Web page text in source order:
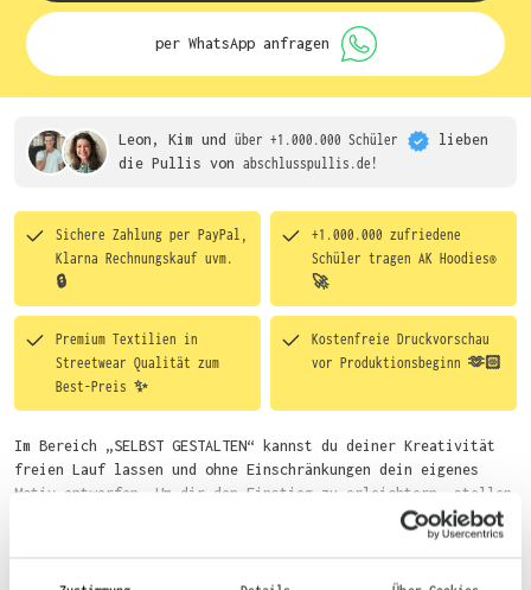
per WhatsApp anfragen
Leon, Kim und über +1.000.000 Schüler
lieben
die Pullis von abschlusspullis.de!
Sichere Zahlung per PayPal,
Klarna Rechnungskauf uvm.
🔒
+1.000.000 zufriedene
Schüler tragen AK Hoodies®
🚀
Premium Textilien in
Streetwear Qualität zum
Best-Preis ✨
Kostenfreie Druckvorschau
vor Produktionsbeginn 🫶🏻
Im Bereich „SELBST GESTALTEN“ kannst du deiner Kreativität
freien Lauf lassen und ohne Einschränkungen dein eigenes
Motiv entwerfen. Um dir den Einstieg zu erleichtern, stellen
wir eine von unseren Designern vorgefertigte Vorlage bereit.
Wähle einfach deine Wunsch-Produkte auf dieser Seite aus und